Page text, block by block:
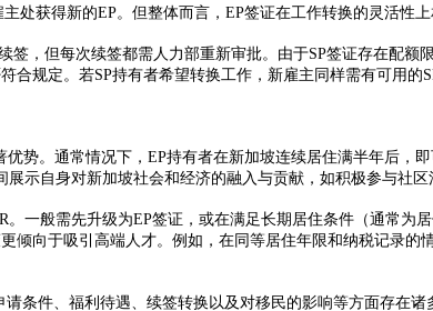
处获得新的EP。但整体而言，EP签证在工作转换的灵活性
，但每次续签都需人力部重新审批。由于SP签证存在配额
合规定。若SP持有者希望转换工作，新雇主同样需有可用
。通常情况下，EP持有者在新加坡连续居住满半年后，
示自身对新加坡社会和经济的融入与贡献，如积极参与社
一般需先升级为EP签证，或在满足长期居住条件（通常为
倾向于吸引高端人才。例如，在同等居住年限和纳税记录
件、福利待遇、续签转换以及对移民的影响等方面存在